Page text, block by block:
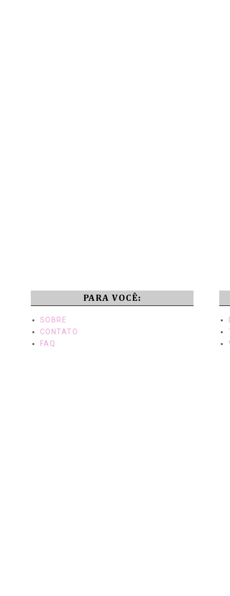
PARA VOCÊ:
SOBRE
CONTATO
FAQ